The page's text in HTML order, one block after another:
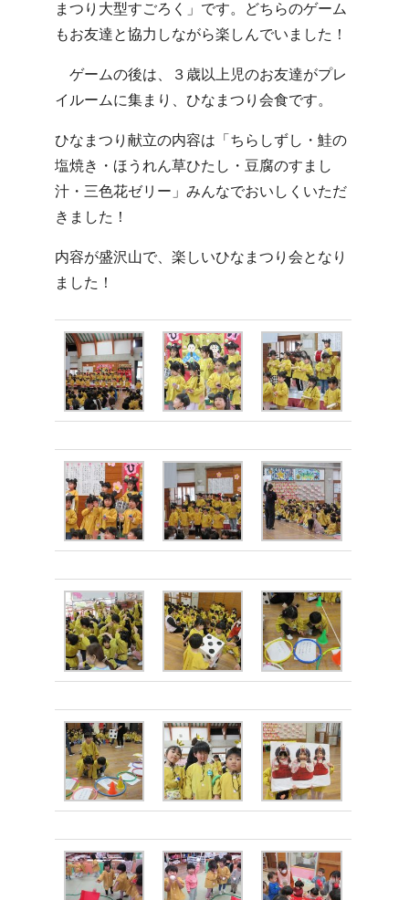
まつり大型すごろく」です。どちらのゲーム
もお友達と協力しながら楽しんでいました！
ゲームの後は、３歳以上児のお友達がプレ
イルームに集まり、ひなまつり会食です。
ひなまつり献立の内容は「ちらしずし・鮭の
塩焼き・ほうれん草ひたし・豆腐のすまし
汁・三色花ゼリー」みんなでおいしくいただ
きました！
内容が盛沢山で、楽しいひなまつり会となり
ました！